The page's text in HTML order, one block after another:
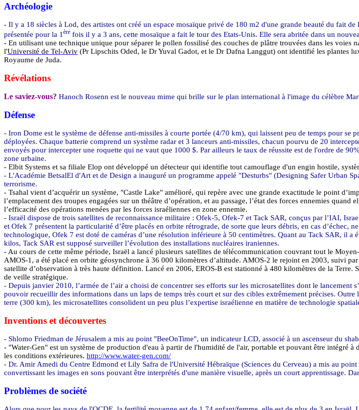
Archéologie
- Il y a 18 siècles à Lod, des artistes ont créé un espace mosaïque privé de 180 m2 d'une grande beauté du fait
présentée pour la 1ère fois il y a 3 ans, cette mosaïque a fait le tour des Etats-Unis. Elle sera abritée dans un
- En utilisant une technique unique pour séparer le pollen fossilisé des couches de plâtre trouvées dans les voies
l'Université de Tel-Aviv (Pr Lipschits Oded, le Dr Yuval Gadot, et le Dr Dafna Langgut) ont identifié les plantes
Royaume de Juda.
Révélations
Le saviez-vous? Hanoch Rosenn est le nouveau mime qui brille sur le plan international à l'image du célèbre
Défense
- Iron Dome est le système de défense anti-missiles à courte portée (4/70 km), qui laissent peu de temps pour se
déployées. Chaque batterie comprend un système radar et 3 lanceurs anti-missiles, chacun pourvu de 20
envoyés pour intercepter une roquette qui ne vaut que 1000 $. Par ailleurs le taux de réussite est de l'ordre de
zone urbaine.
- Elbit Systems et sa filiale Elop ont développé un détecteur qui identifie tout camouflage d'un engin hostile,
- L'Académie BetsalEl d'Art et de Design a inauguré un programme appelé "Desturbs" (Designing Safer Urban
terrorisme.
- Tsahal vient d’acquérir un système, "Castle Lake" amélioré, qui repère avec une grande exactitude le point
l’emplacement des troupes engagées sur un théâtre d’opération, et au passage, l’état des forces ennemies
l’efficacité des opérations menées par les forces israéliennes en zone ennemie.
- Israël dispose de trois satellites de reconnaissance militaire : Ofek-5, Ofek-7 et Tack SAR, conçus par l’IAI,
et Ofek 7 présentent la particularité d’être placés en orbite rétrograde, de sorte que leurs débris, en cas
technologique, Ofek 7 est doté de caméras d’une résolution inférieure à 50 centimètres. Quant au Tack SAR, il a
kilos, Tack SAR est supposé surveiller l’évolution des installations nucléaires iraniennes.
- Au cours de cette même période, Israël a lancé plusieurs satellites de télécommunication couvrant tout le
AMOS-1, a été placé en orbite géosynchrone à 36 000 kilomètres d’altitude. AMOS-2 le rejoint en 2003, suivi par
satellite d’observation à très haute définition. Lancé en 2006, EROS-B est stationné à 480 kilomètres de la Terre.
de veille stratégique.
- Depuis janvier 2010, l’armée de l’air a choisi de concentrer ses efforts sur les microsatellites dont le
pouvoir recueillir des informations dans un laps de temps très court et sur des cibles extrêmement précises.
terre (300 km), les microsatellites consolident un peu plus l’expertise israélienne en matière de technologie
Inventions et découvertes
- Shlomo Friedman de Jérusalem a mis au point "BeeOnTime", un indicateur LCD, associé à un ascenseur du
- "Water-Gen" est un système de production d'eau à partir de l'humidité de l'air, portable et pouvant être intégré
les conditions extérieures. http://www.water-gen.com/
- Dr. AmirAmedi du Centre Edmond et Lily Safra de l'Université Hébraïque (Sciences du Cerveau) a mis au
convertissant les images en sons pouvant être interprétés d'une manière visuelle, après un court apprentissage.
Problèmes de société